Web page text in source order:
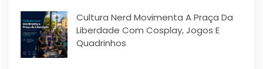
Cultura Nerd Movimenta A Praça Da
Liberdade Com Cosplay, Jogos E
Quadrinhos